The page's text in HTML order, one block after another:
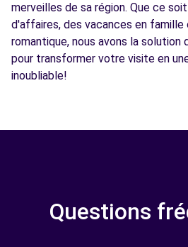
merveilles de sa région. Que ce
d'affaires, des vacances en famille
romantique, nous avons la
pour transformer votre visite en
inoubliable!
Questions